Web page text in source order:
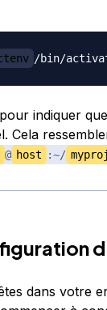
indiquer
Cela
@ host :~/
dans votre